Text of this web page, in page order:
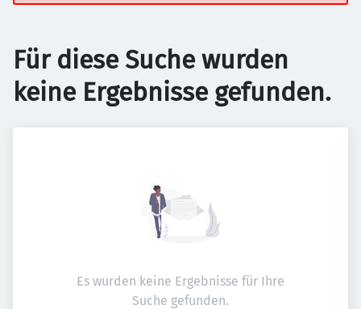
Für diese Suche wurden
keine Ergebnisse gefunden.
Es wurden keine Ergebnisse für Ihre
Suche gefunden.